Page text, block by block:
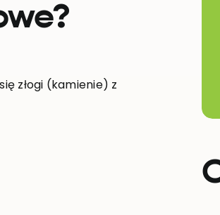
złogi (kamienie) z